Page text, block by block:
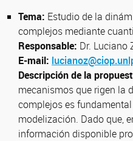
Tema: Estudio de la
complejos mediante
Responsable: Dr. Luciano
E-mail:
Descripción de la
mecanismos que rigen la
complejos es
modelización. Dado que,
información disponible